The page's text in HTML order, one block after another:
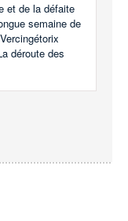
et de la défaite
semaine de
déroute des